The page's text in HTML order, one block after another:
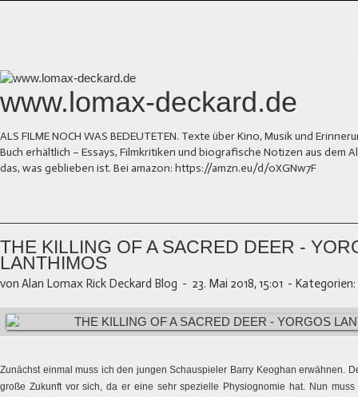
www.lomax-deckard.de
ALS FILME NOCH WAS BEDEUTETEN. Texte über Kino, Musik und
Buch erhältlich – Essays, Filmkritiken und biografische Notizen aus dem
das, was geblieben ist. Bei amazon: https://amzn.eu/d/0XGNw7F
THE KILLING OF A SACRED DEER -
LANTHIMOS
von Alan Lomax Rick Deckard Blog - 23. Mai 2018, 15:01 - Kategorien:
Zunächst einmal muss ich den jungen Schauspieler Barry Keoghan erwähnen.
große Zukunft vor sich, da er eine sehr spezielle Physiognomie hat. Nun